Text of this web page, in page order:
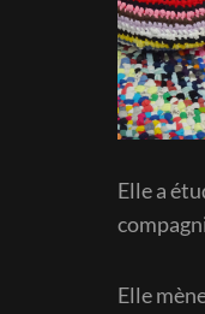
Elle a
Elle